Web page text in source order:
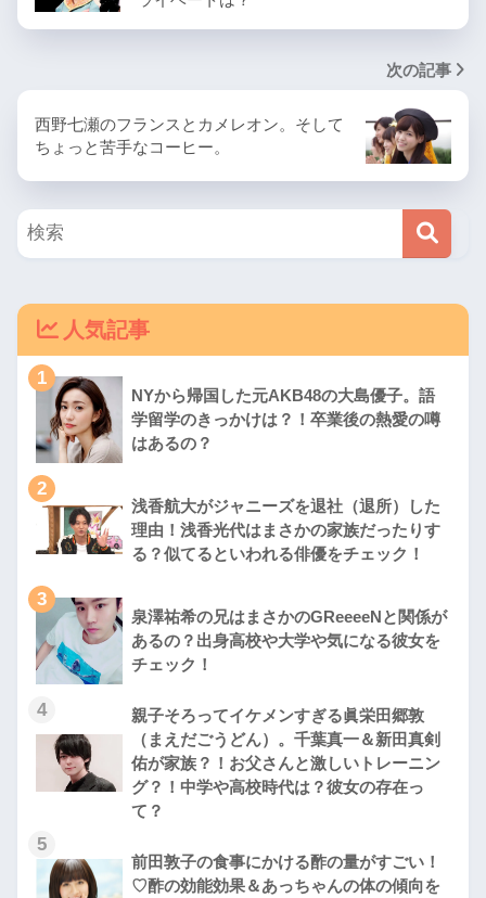
次の記事
西野七瀬のフランスとカメレオン。そして
ちょっと苦手なコーヒー。
人気記事
1
NYから帰国した元AKB48の大島優子。語
学留学のきっかけは？！卒業後の熱愛の噂
はあるの？
2
浅香航大がジャニーズを退社（退所）した
理由！浅香光代はまさかの家族だったりす
る？似てるといわれる俳優をチェック！
3
泉澤祐希の兄はまさかのGReeeeNと関係が
あるの？出身高校や大学や気になる彼女を
チェック！
4
親子そろってイケメンすぎる眞栄田郷敦
（まえだごうどん）。千葉真一＆新田真剣
佑が家族？！お父さんと激しいトレーニン
グ？！中学や高校時代は？彼女の存在っ
て？
5
前田敦子の食事にかける酢の量がすごい！
♡酢の効能効果＆あっちゃんの体の傾向を